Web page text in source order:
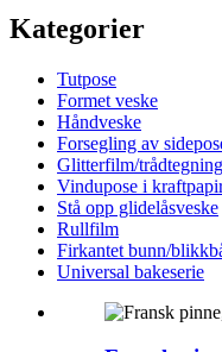
Kategorier
Tutpose
Formet veske
Håndveske
Forsegling av
Glitterfilm/
Vindupose i
Stå opp glidelåsveske
Rullfilm
Firkantet bunn/
Universal bakeserie